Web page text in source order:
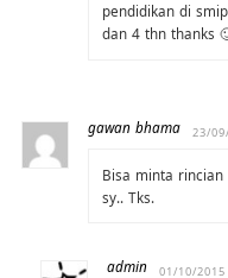
pendidikan di
dan 4 thn thanks
gawan bhama 23/
Bisa minta
sy.. Tks.
admin 01/10/